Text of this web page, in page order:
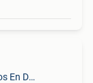
Kapelle-Op-Den-Bos En Deel Van Zemst